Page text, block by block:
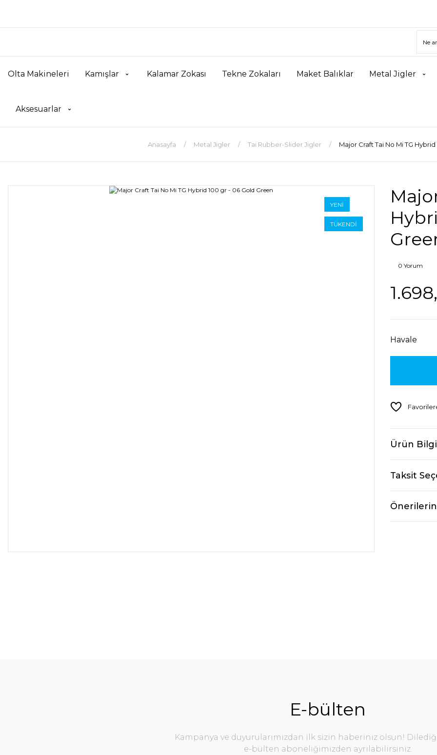
Olta Makineleri Kamışlar Kalamar Zokası Tekne Zokaları Maket Balıklar Metal Jigler
Aksesuarlar
Anasayfa Metal Jigler Tai Rubber-Slider Jigler Major Craft Tai No Mi TG
YENİ
TÜKENDİ
0 Yorum
Havale
Ürün
Taksit
E-bülten
Kampanya ve duyurularımızdan ilk sizin haberiniz olsun!
e-bülten aboneliğimizden ayrılabilirsiniz.